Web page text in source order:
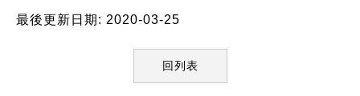
最後更新日期: 2020-03-25
回列表